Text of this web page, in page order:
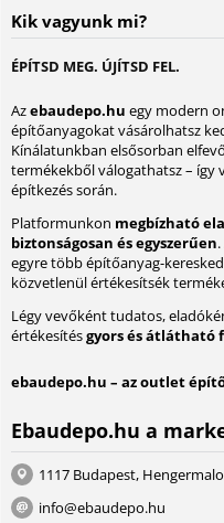
Kik vagyunk mi?
ÉPÍTSD MEG. ÚJÍTSD FEL.
Azebaudepo.hu egy modern
építőanyagokat vásárolhatsz
Kínálatunkban elsősorban
termékekből válogathatsz – így
építkezés során.
Platformunkon megbízható
biztonságosan és egyszerűen
egyre több építőanyag-
közvetlenül értékesítsék
Légy vevőként tudatos,
értékesítésgyors és átlátható
ebaudepo.hu – az outlet
Ebaudepo.hu a
1117 Budapest,
info@ebaudepo.hu